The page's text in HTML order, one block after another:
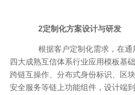
2定制化方案设计与研发
根据客户定制化需求，在通
四大成熟互信体系行业应用模板基
跨链互操作、分布式身份标识、区
安全服务等链上功能组件，设计端